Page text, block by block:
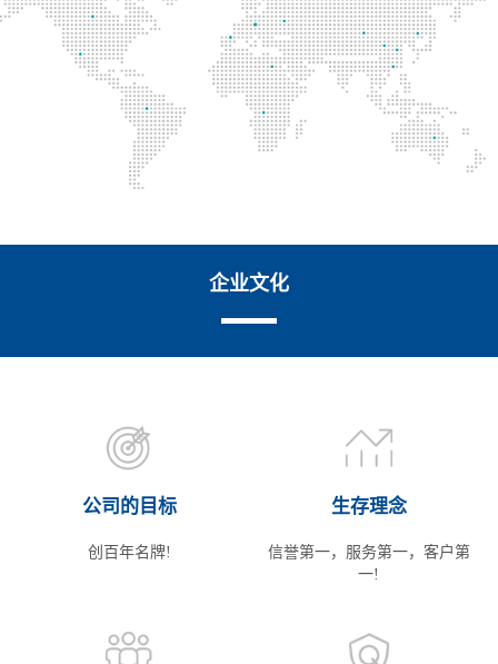
企业文化
公司的目标
创百年名牌!
生存理念
信誉第一，服务第一，客户第
一!